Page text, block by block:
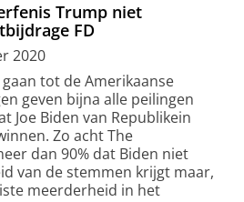
Trump niet
FD
2020
tot de Amerikaanse
geven bijna alle peilingen
Joe Biden van Republikein
Zo acht The
dan 90% dat Biden niet
van de stemmen krijgt maar,
meerderheid in het